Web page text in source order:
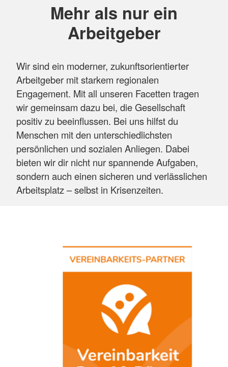
Mehr als nur ein
Arbeitgeber
Wir sind ein moderner, zukunftsorientierter
Arbeitgeber mit starkem regionalen
Engagement. Mit all unseren Facetten tragen
wir gemeinsam dazu bei, die Gesellschaft
positiv zu beeinflussen. Bei uns hilfst du
Menschen mit den unterschiedlichsten
persönlichen und sozialen Anliegen. Dabei
bieten wir dir nicht nur spannende Aufgaben,
sondern auch einen sicheren und verlässlichen
Arbeitsplatz – selbst in Krisenzeiten.